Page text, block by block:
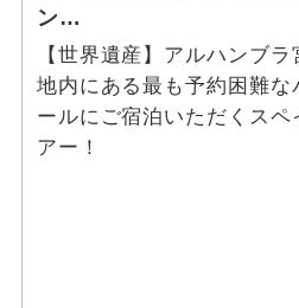
ブルゴス
サント・ドミンゴ・
ン…
【世界遺産】アルハンブラ
地内にある最も予約困難な
ールにご宿泊いただくスペ
アー！